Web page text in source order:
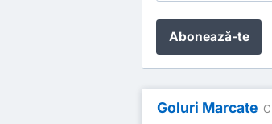
Abonează-te
Goluri Marcate